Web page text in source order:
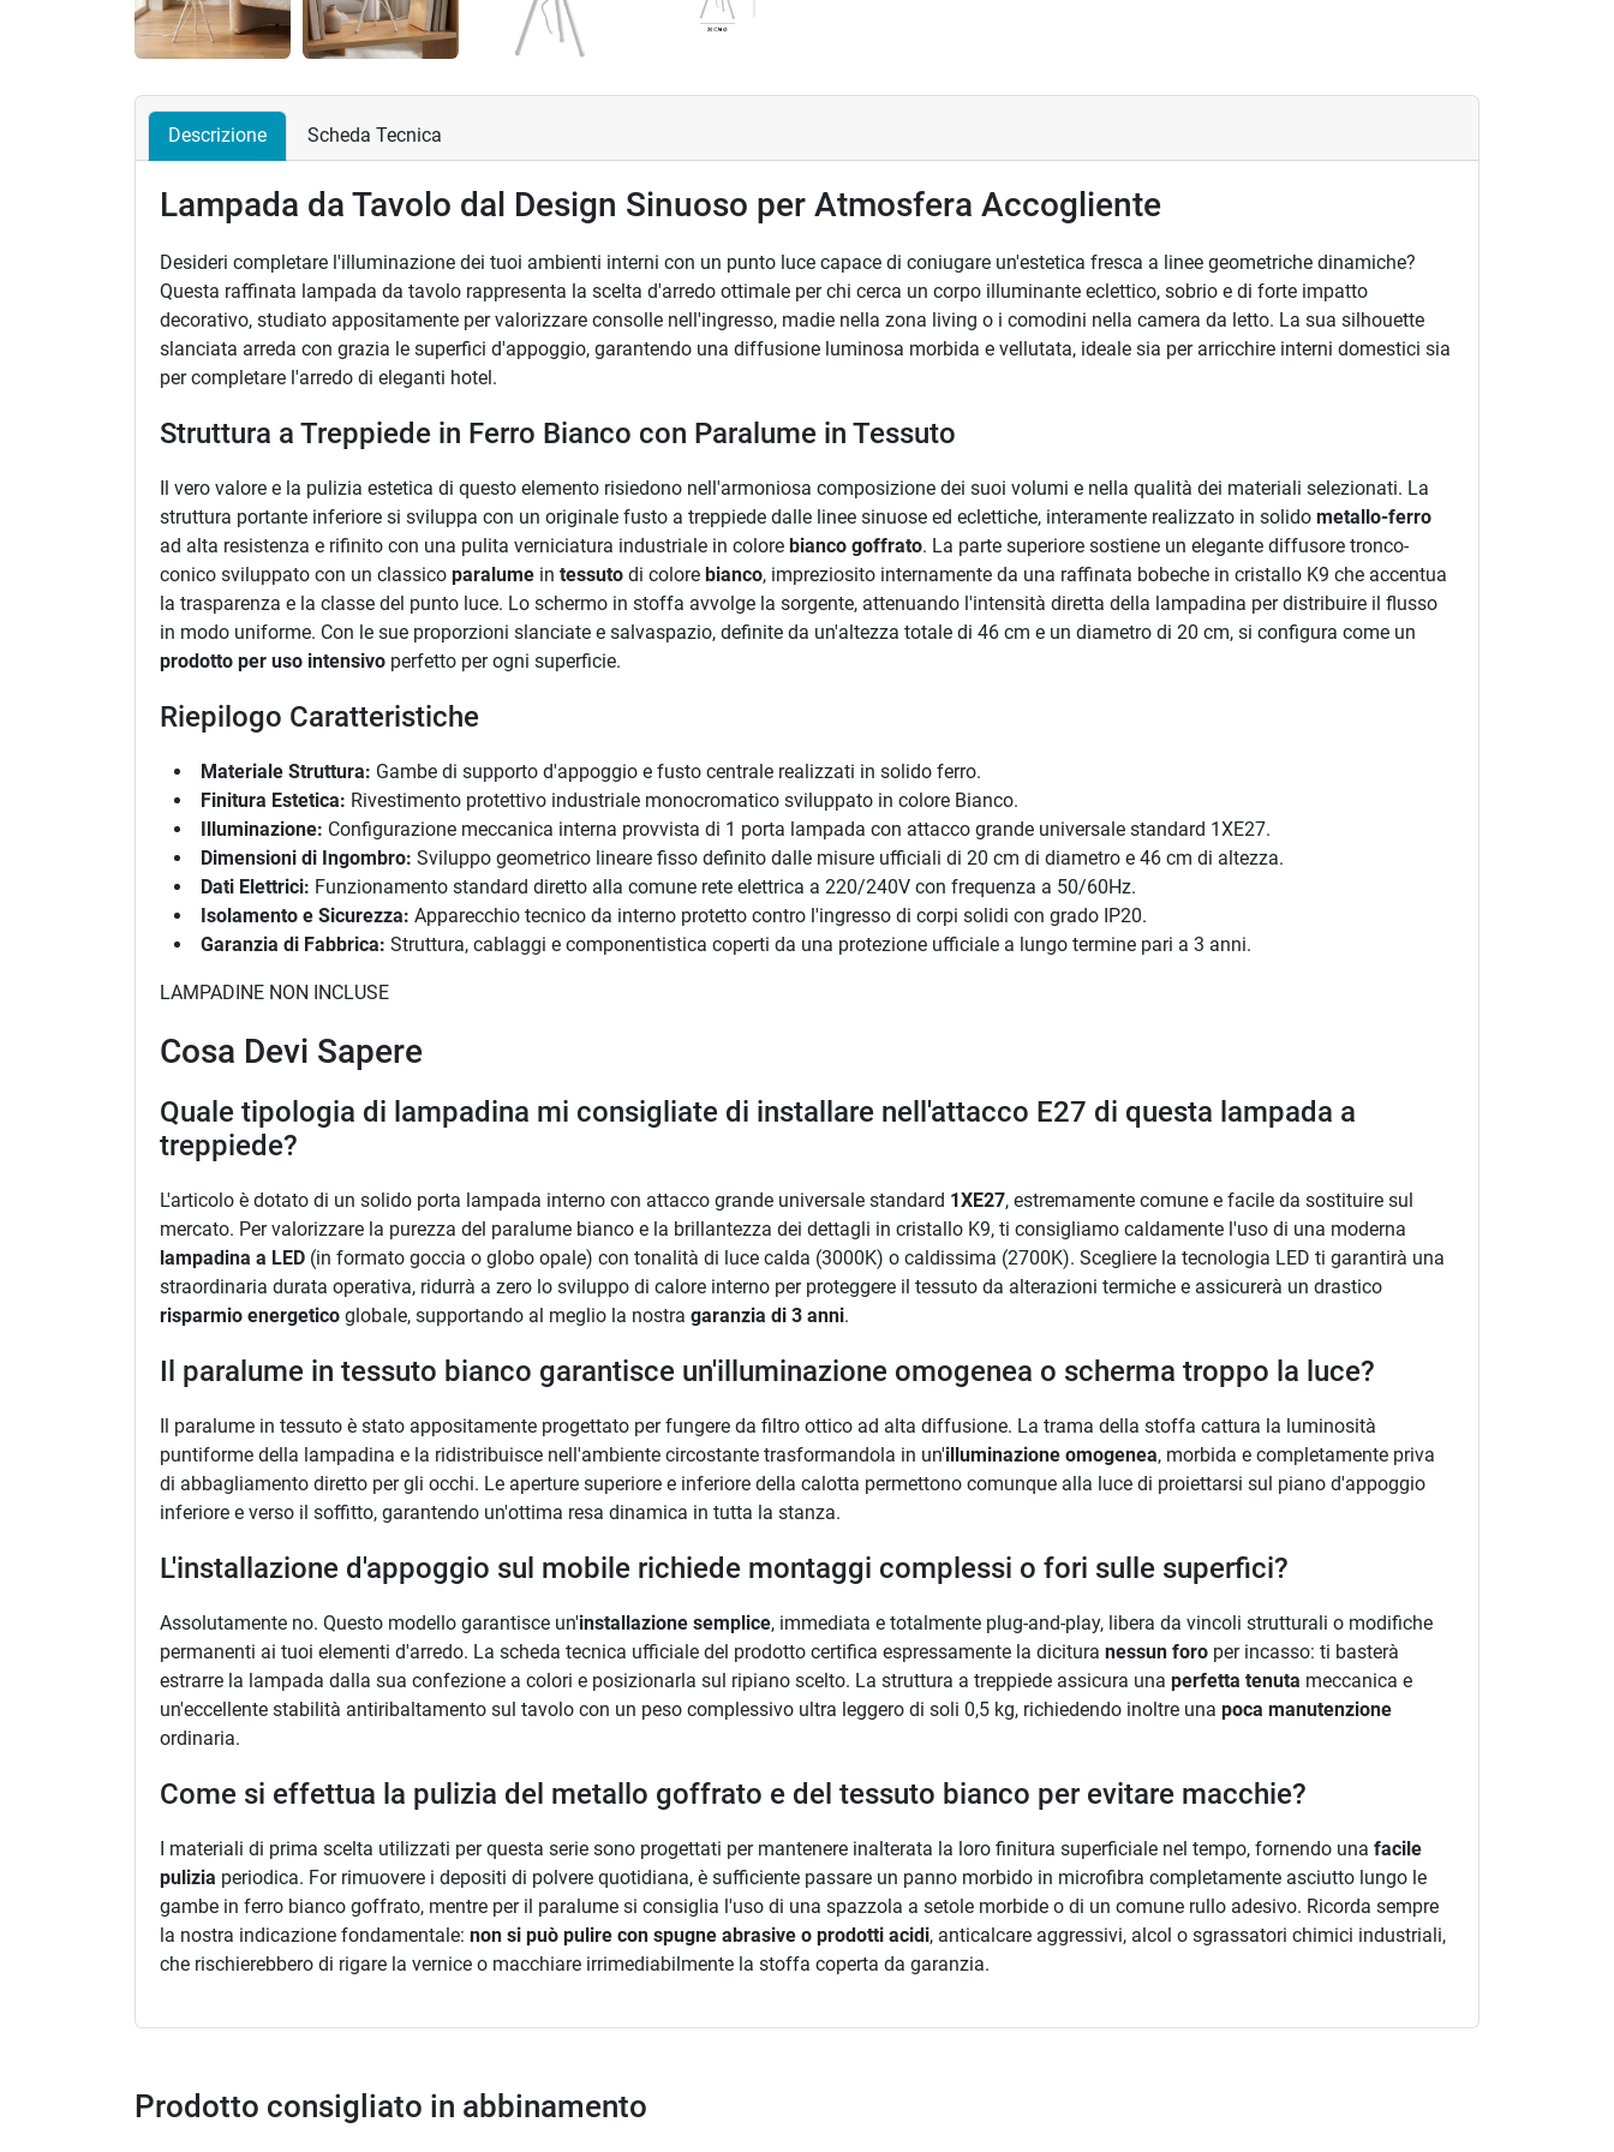
Descrizione Scheda Tecnica
Lampada da Tavolo dal Design Sinuoso per Atmosfera Accogliente
Desideri completare l'illuminazione dei tuoi ambienti interni con un punto luce capace di coniugare un'estetica fresca a linee geometriche dinamiche?
Questa raffinata lampada da tavolo rappresenta la scelta d'arredo ottimale per chi cerca un corpo illuminante eclettico, sobrio e di forte impatto
decorativo, studiato appositamente per valorizzare consolle nell'ingresso, madie nella zona living o i comodini nella camera da letto. La sua silhouette
slanciata arreda con grazia le superfici d'appoggio, garantendo una diffusione luminosa morbida e vellutata, ideale sia per arricchire interni domestici sia
per completare l'arredo di eleganti hotel.
Struttura a Treppiede in Ferro Bianco con Paralume in Tessuto
Il vero valore e la pulizia estetica di questo elemento risiedono nell'armoniosa composizione dei suoi volumi e nella qualità dei materiali selezionati. La
struttura portante inferiore si sviluppa con un originale fusto a treppiede dalle linee sinuose ed eclettiche, interamente realizzato in solido metallo-ferro
ad alta resistenza e rifinito con una pulita verniciatura industriale in colore bianco goffrato. La parte superiore sostiene un elegante diffusore tronco-
conico sviluppato con un classico paralume in tessuto di colore bianco, impreziosito internamente da una raffinata bobeche in cristallo K9 che accentua
la trasparenza e la classe del punto luce. Lo schermo in stoffa avvolge la sorgente, attenuando l'intensità diretta della lampadina per distribuire il flusso
in modo uniforme. Con le sue proporzioni slanciate e salvaspazio, definite da un'altezza totale di 46 cm e un diametro di 20 cm, si configura come un
prodotto per uso intensivo perfetto per ogni superficie.
Riepilogo Caratteristiche
Materiale Struttura: Gambe di supporto d'appoggio e fusto centrale realizzati in solido ferro.
Finitura Estetica: Rivestimento protettivo industriale monocromatico sviluppato in colore Bianco.
Illuminazione: Configurazione meccanica interna provvista di 1 porta lampada con attacco grande universale standard 1XE27.
Dimensioni di Ingombro: Sviluppo geometrico lineare fisso definito dalle misure ufficiali di 20 cm di diametro e 46 cm di altezza.
Dati Elettrici: Funzionamento standard diretto alla comune rete elettrica a 220/240V con frequenza a 50/60Hz.
Isolamento e Sicurezza: Apparecchio tecnico da interno protetto contro l'ingresso di corpi solidi con grado IP20.
Garanzia di Fabbrica: Struttura, cablaggi e componentistica coperti da una protezione ufficiale a lungo termine pari a 3 anni.
LAMPADINE NON INCLUSE
Cosa Devi Sapere
Quale tipologia di lampadina mi consigliate di installare nell'attacco E27 di questa lampada a
treppiede?
L'articolo è dotato di un solido porta lampada interno con attacco grande universale standard 1XE27, estremamente comune e facile da sostituire sul
mercato. Per valorizzare la purezza del paralume bianco e la brillantezza dei dettagli in cristallo K9, ti consigliamo caldamente l'uso di una moderna
lampadina a LED (in formato goccia o globo opale) con tonalità di luce calda (3000K) o caldissima (2700K). Scegliere la tecnologia LED ti garantirà una
straordinaria durata operativa, ridurrà a zero lo sviluppo di calore interno per proteggere il tessuto da alterazioni termiche e assicurerà un drastico
risparmio energetico globale, supportando al meglio la nostra garanzia di 3 anni.
Il paralume in tessuto bianco garantisce un'illuminazione omogenea o scherma troppo la luce?
Il paralume in tessuto è stato appositamente progettato per fungere da filtro ottico ad alta diffusione. La trama della stoffa cattura la luminosità
puntiforme della lampadina e la ridistribuisce nell'ambiente circostante trasformandola in un'illuminazione omogenea, morbida e completamente priva
di abbagliamento diretto per gli occhi. Le aperture superiore e inferiore della calotta permettono comunque alla luce di proiettarsi sul piano d'appoggio
inferiore e verso il soffitto, garantendo un'ottima resa dinamica in tutta la stanza.
L'installazione d'appoggio sul mobile richiede montaggi complessi o fori sulle superfici?
Assolutamente no. Questo modello garantisce un'installazione semplice, immediata e totalmente plug-and-play, libera da vincoli strutturali o modifiche
permanenti ai tuoi elementi d'arredo. La scheda tecnica ufficiale del prodotto certifica espressamente la dicitura nessun foro per incasso: ti basterà
estrarre la lampada dalla sua confezione a colori e posizionarla sul ripiano scelto. La struttura a treppiede assicura una perfetta tenuta meccanica e
un'eccellente stabilità antiribaltamento sul tavolo con un peso complessivo ultra leggero di soli 0,5 kg, richiedendo inoltre una poca manutenzione
ordinaria.
Come si effettua la pulizia del metallo goffrato e del tessuto bianco per evitare macchie?
I materiali di prima scelta utilizzati per questa serie sono progettati per mantenere inalterata la loro finitura superficiale nel tempo, fornendo una facile
pulizia periodica. For rimuovere i depositi di polvere quotidiana, è sufficiente passare un panno morbido in microfibra completamente asciutto lungo le
gambe in ferro bianco goffrato, mentre per il paralume si consiglia l'uso di una spazzola a setole morbide o di un comune rullo adesivo. Ricorda sempre
la nostra indicazione fondamentale: non si può pulire con spugne abrasive o prodotti acidi, anticalcare aggressivi, alcol o sgrassatori chimici industriali,
che rischierebbero di rigare la vernice o macchiare irrimediabilmente la stoffa coperta da garanzia.
Prodotto consigliato in abbinamento